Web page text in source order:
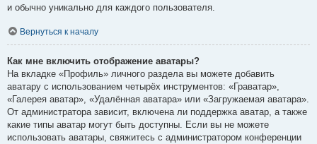
и обычно уникально для каждого пользователя.
Вернуться к началу
Как мне включить отображение аватары?
На вкладке «Профиль» личного раздела вы можете добавить
аватару с использованием четырёх инструментов: «Граватар»,
«Галерея аватар», «Удалённая аватара» или «Загружаемая аватара».
От администратора зависит, включена ли поддержка аватар, а также
какие типы аватар могут быть доступны. Если вы не можете
использовать аватары, свяжитесь с администратором конференции